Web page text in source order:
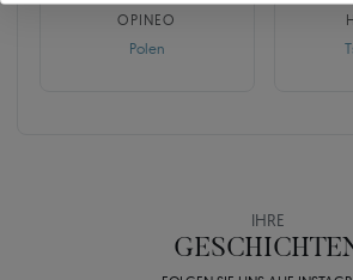
OPINEO
Polen
IHRE